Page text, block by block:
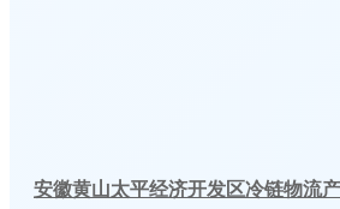
安徽黄山太平经济开发区冷链物流